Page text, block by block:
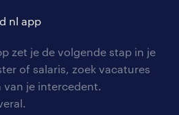
nl app
zet je de volgende stap in je
of salaris, zoek vacatures
je intercedent.